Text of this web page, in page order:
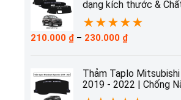
dạng kích thước &
★★★★★
210.000 ₫ – 230.000 ₫Khoảng
từ
210.000 ₫
đến
230.000 ₫
Thảm Taplo
2019 - 2022 | Chống